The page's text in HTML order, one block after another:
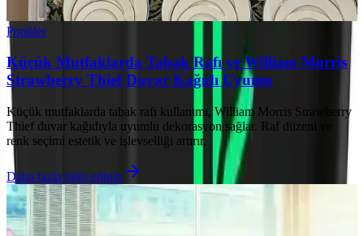
Popüler
Küçük Mutfaklarda Tabak Rafı ve William Morris
Strawberry Thief Duvar Kağıdı Uyumu
Küçük mutfaklarda tabak rafı kullanımı, William Morris Strawberry
Thief duvar kağıdıyla uyumlu dekorasyon sağlar. Raf düzeni ve
renk seçimi estetik ve işlevselliği artırır.
Daha fazla bilgi edinin